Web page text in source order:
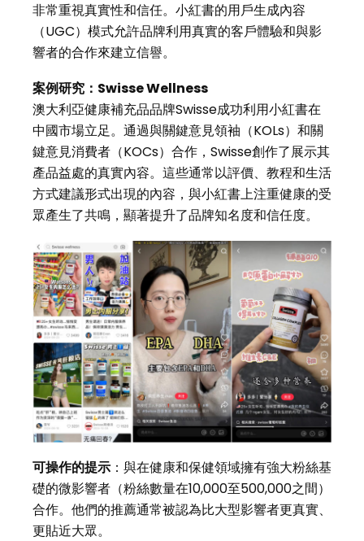
非常重視真實性和信任。小紅書的用戶生成內容
（UGC）模式允許品牌利用真實的客戶體驗和與影
響者的合作來建立信譽。
案例研究：Swisse Wellness
澳大利亞健康補充品品牌Swisse成功利用小紅書在
中國市場立足。通過與關鍵意見領袖（KOLs）和關
鍵意見消費者（KOCs）合作，Swisse創作了展示其
產品益處的真實內容。這些通常以評價、教程和生活
方式建議形式出現的內容，與小紅書上注重健康的受
眾產生了共鳴，顯著提升了品牌知名度和信任度。
可操作的提示 ：與在健康和保健領域擁有強大粉絲基
礎的微影響者（粉絲數量在10,000至500,000之間）
合作。他們的推薦通常被認為比大型影響者更真實、
更貼近大眾。